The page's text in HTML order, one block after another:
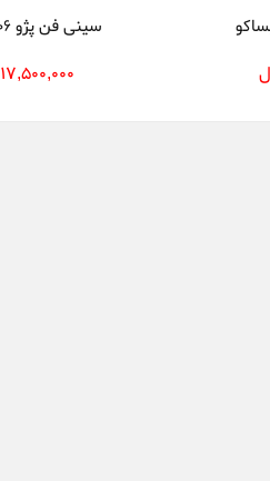
سینی فن پژو 206 ایساکو
17,500,000 ریال